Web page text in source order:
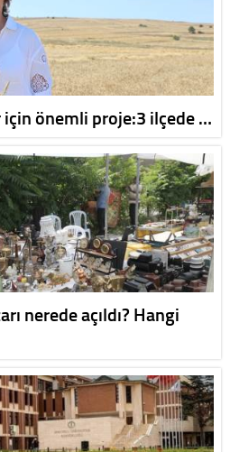
önemli proje:3 ilçede …
nerede açıldı? Hangi